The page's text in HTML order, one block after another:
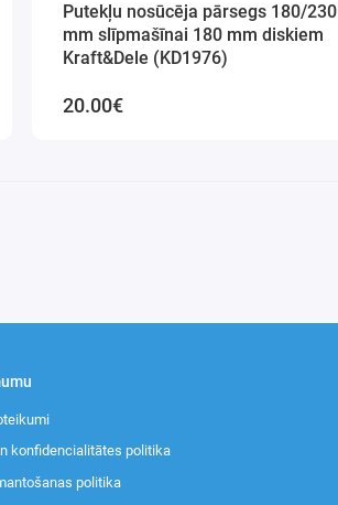
Putekļu nosūcēja pārsegs 180/230
mm slīpmašīnai 180 mm diskiem
Kraft&Dele (KD1976)
20.00€
konfidencialitātes politika
politika